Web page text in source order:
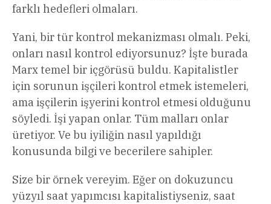
farklı hedefleri olmaları.
Yani, bir tür kontrol mekanizması olmalı. Peki,
onları nasıl kontrol ediyorsunuz? İşte burada
Marx temel bir içgörüsü buldu. Kapitalistler
için sorunun işçileri kontrol etmek istemeleri,
ama işçilerin işyerini kontrol etmesi olduğunu
söyledi. İşi yapan onlar. Tüm malları onlar
üretiyor. Ve bu iyiliğin nasıl yapıldığı
konusunda bilgi ve becerilere sahipler.
Size bir örnek vereyim. Eğer on dokuzuncu
yüzyıl saat yapımcısı kapitalistiyseniz, saat